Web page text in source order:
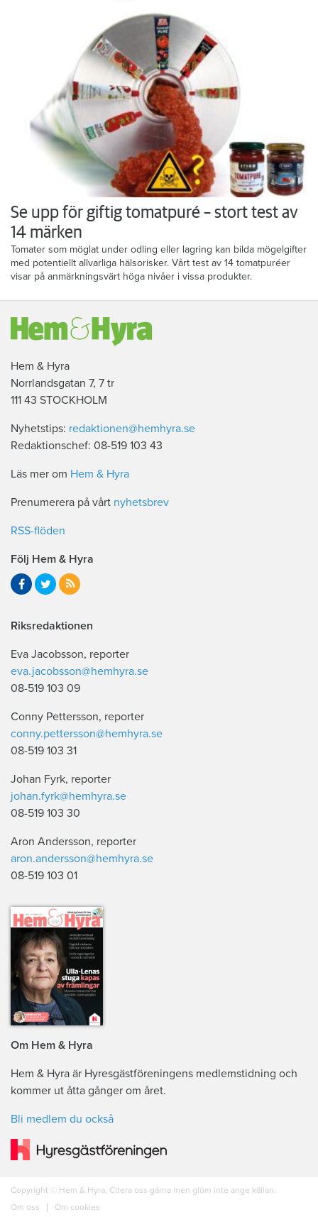
Se upp för giftig tomatpuré – stort test av
14 märken
Tomater som möglat under odling eller lagring kan bilda mögelgifter
med potentiellt allvarliga hälsorisker. Vårt test av 14 tomatpuréer
visar på anmärkningsvärt höga nivåer i vissa produkter.
Hem & Hyra
Norrlandsgatan 7, 7 tr
111 43 STOCKHOLM
Nyhetstips: redaktionen@hemhyra.se
Redaktionschef: 08-519 103 43
Läs mer om Hem & Hyra
Prenumerera på vårt nyhetsbrev
RSS-flöden
Följ Hem & Hyra
Riksredaktionen
Eva Jacobsson, reporter
eva.jacobsson@hemhyra.se
08-519 103 09
Conny Pettersson, reporter
conny.pettersson@hemhyra.se
08-519 103 31
Johan Fyrk, reporter
johan.fyrk@hemhyra.se
08-519 103 30
Aron Andersson, reporter
aron.andersson@hemhyra.se
08-519 103 01
Om Hem & Hyra
Hem & Hyra är Hyresgästföreningens medlemstidning och
kommer ut åtta gånger om året.
Bli medlem du också
Copyright © Hem & Hyra. Citera oss gärna men glöm inte ange källan.
Om oss
Om cookies